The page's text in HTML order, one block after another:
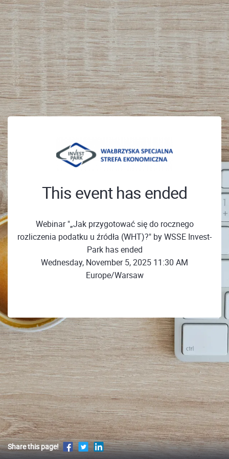
This event has ended
Webinar "„Jak przygotować się do rocznego
rozliczenia podatku u źródła (WHT)?" by WSSE Invest-
Park has ended
Wednesday, November 5, 2025 11:30 AM
Europe/Warsaw
Share this page!